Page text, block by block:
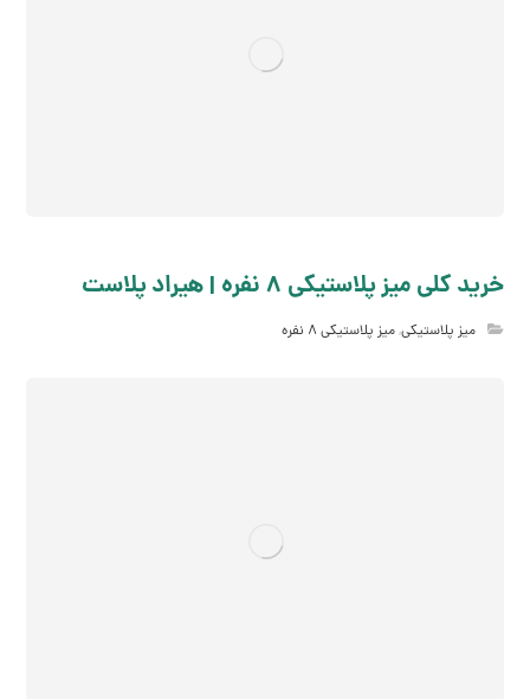
خرید کلی میز پلاستیکی 8 نفره | هیراد پلاست
میز پلاستیکی,میز پلاستیکی 8 نفره